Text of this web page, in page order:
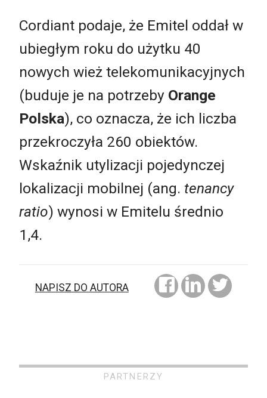
Cordiant podaje, że Emitel oddał w
ubiegłym roku do użytku 40
nowych wież telekomunikacyjnych
(buduje je na potrzeby Orange
Polska), co oznacza, że ich liczba
przekroczyła 260 obiektów.
Wskaźnik utylizacji pojedynczej
lokalizacji mobilnej (ang. tenancy
ratio) wynosi w Emitelu średnio
1,4.
NAPISZ DO AUTORA
PARTNERZY